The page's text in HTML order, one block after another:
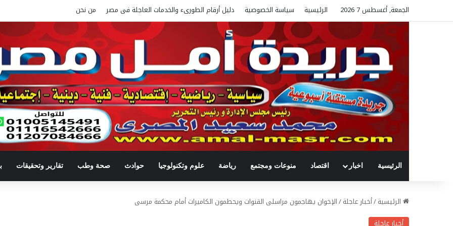
الجمعة, أغسطس 7 2026 الرئيسية سياسة الخصوصية دليل أرقام الطورىء والخدمات العاجلة فى مصر من نحن
الرئيسية اخبار اقتصاد منوعات ومجتمع رياضة علوم وتكنولوجيا حوادث صحة وطب تقارير وتحقيقات
الرئيسية/أخبار عاجلة/الإخوان يهاجمون مراسلى القنوات ويحطمون الكاميرات أمام محكمة مرسى
أخبار عاجلة